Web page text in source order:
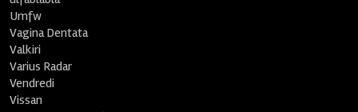
Umfw
Vagina Dentata
Valkiri
Varius Radar
Vendredi
Vissan